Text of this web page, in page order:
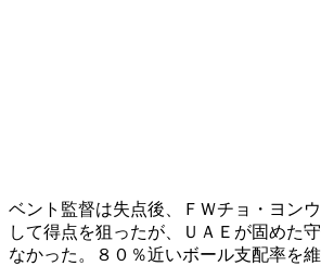
ベント監督は失点後、ＦＷチョ・ヨン
して得点を狙ったが、ＵＡＥが固めた
なかった。８０％近いボール支配率を